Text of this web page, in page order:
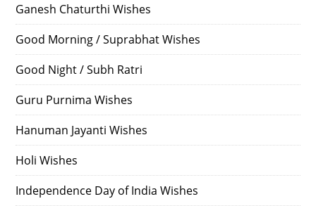
Ganesh Chaturthi Wishes
Good Morning / Suprabhat Wishes
Good Night / Subh Ratri
Guru Purnima Wishes
Hanuman Jayanti Wishes
Holi Wishes
Independence Day of India Wishes